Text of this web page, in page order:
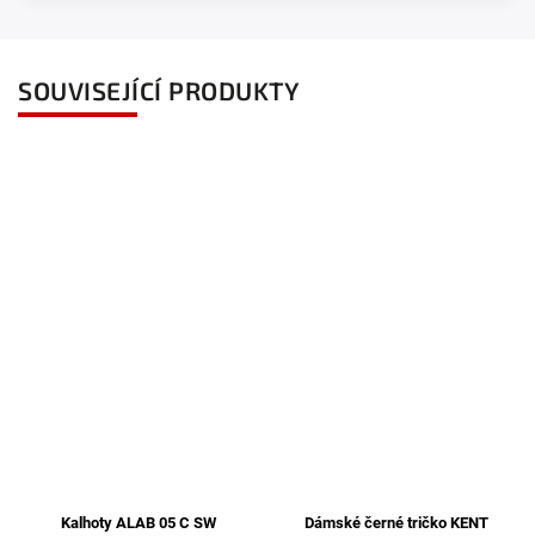
SOUVISEJÍCÍ PRODUKTY
Kalhoty ALAB 05 C SW Dámské černé tričko KENT